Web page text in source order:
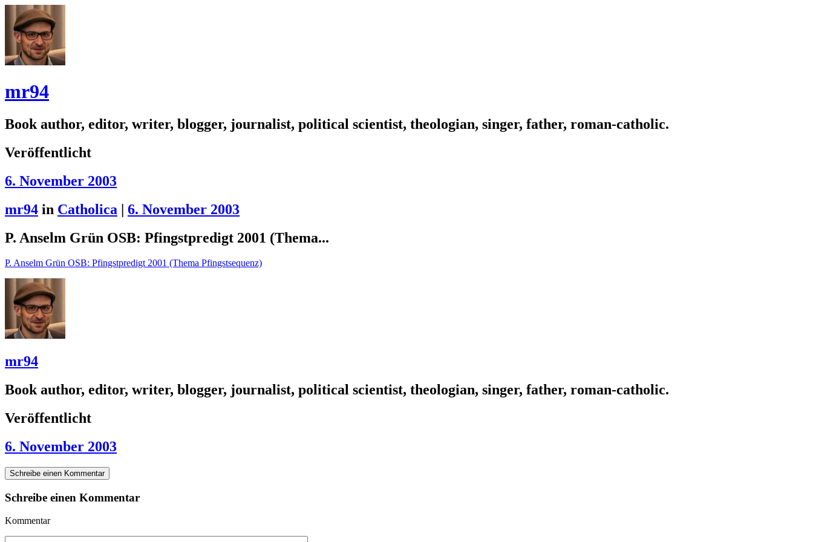
mr94
Book author, editor, writer, blogger, journalist, political scientist, theologian, singer, father, roman-catholic.
Veröffentlicht
6. November 2003
mr94 in Catholica | 6. November 2003
P. Anselm Grün OSB: Pfingstpredigt 2001 (Thema...
P. Anselm Grün OSB: Pfingstpredigt 2001 (Thema Pfingstsequenz)
mr94
Book author, editor, writer, blogger, journalist, political scientist, theologian, singer, father, roman-catholic.
Veröffentlicht
6. November 2003
Schreibe einen Kommentar
Schreibe einen Kommentar
Kommentar